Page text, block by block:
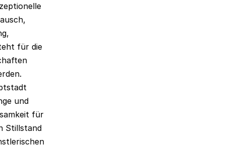
für die
und
für
Stillstand